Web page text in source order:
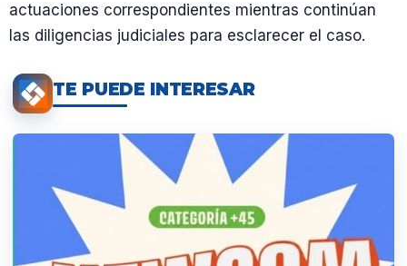
actuaciones correspondientes mientras continúan
las diligencias judiciales para esclarecer el caso.
TE PUEDE INTERESAR